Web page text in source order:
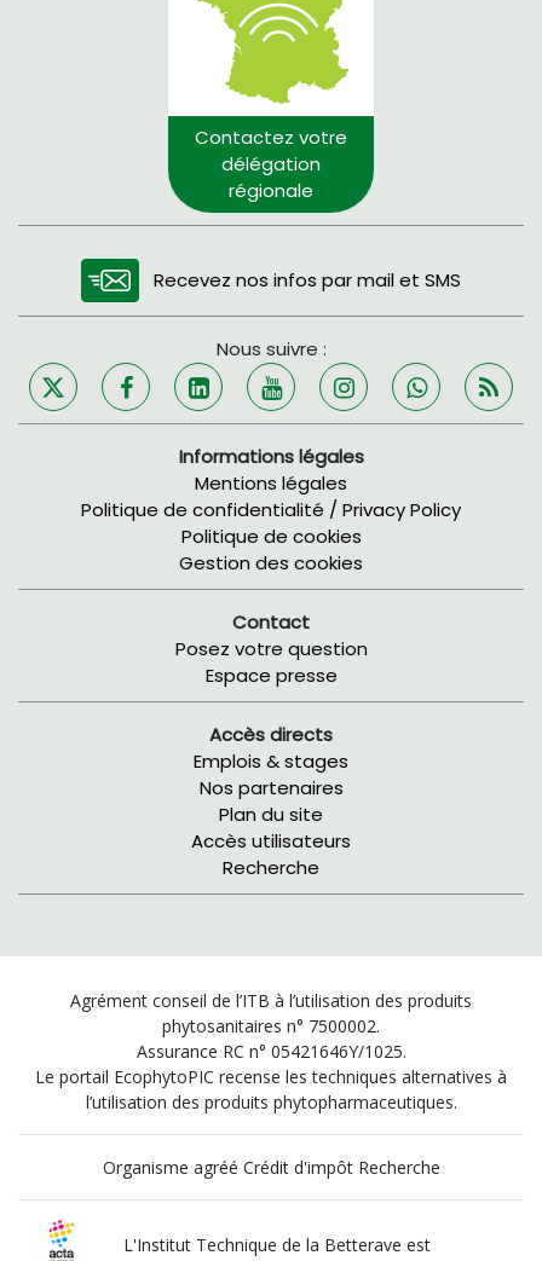
Contactez votre
délégation
régionale
Recevez nos infos par mail et SMS
Nous suivre :
Informations légales
Mentions légales
Politique de confidentialité / Privacy Policy
Politique de cookies
Gestion des cookies
Contact
Posez votre question
Espace presse
Accès directs
Emplois & stages
Nos partenaires
Plan du site
Accès utilisateurs
Recherche
Agrément conseil de l’ITB à l’utilisation des produits
phytosanitaires n° 7500002.
Assurance RC n° 05421646Y/1025.
Le portail EcophytoPIC recense les techniques alternatives à
l’utilisation des produits phytopharmaceutiques.
Organisme agréé Crédit d'impôt Recherche
L'Institut Technique de la Betterave est